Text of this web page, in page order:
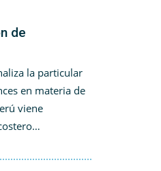
de
la particular
en materia de
viene